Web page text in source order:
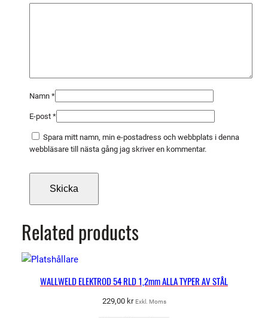
Namn *
E-post *
Spara mitt namn, min e-postadress och webbplats i denna
webbläsare till nästa gång jag skriver en kommentar.
Related products
WALLWELD ELEKTROD 54 RLD 1,2mm ALLA TYPER AV STÅL
229,00 kr Exkl. Moms